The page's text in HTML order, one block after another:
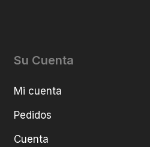
Su Cuenta
Mi cuenta
Pedidos
Cuenta